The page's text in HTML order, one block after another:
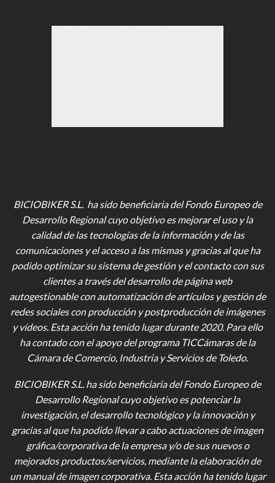
BICIOBIKER S.L. ha sido beneficiaria del Fondo Europeo de
Desarrollo Regional cuyo objetivo es mejorar el uso y la
calidad de las tecnologías de la información y de las
comunicaciones y el acceso a las mismas y gracias al que ha
podido optimizar su sistema de gestión y el contacto con sus
clientes a través del desarrollo de página web
autogestionable con automatización de artículos y gestión de
redes sociales con producción y postproducción de imágenes
y vídeos. Esta acción ha tenido lugar durante 2020. Para ello
ha contado con el apoyo del programa TICCámaras de la
Cámara de Comercio, Industria y Servicios de Toledo.
BICIOBIKER S.L. ha sido beneficiaria del Fondo Europeo de
Desarrollo Regional cuyo objetivo es potenciar la
investigación, el desarrollo tecnológico y la innovación y
gracias al que ha podido llevar a cabo actuaciones de imagen
gráfica/corporativa de la empresa y/o de sus nuevos o
mejorados productos/servicios, mediante la elaboración de
un manual de imagen corporativa. Esta acción ha tenido lugar